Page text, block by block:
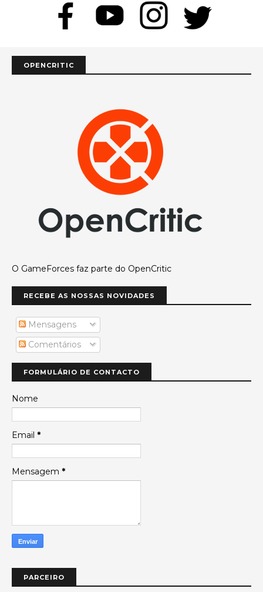
OPENCRITIC
O GameForces faz parte do OpenCritic
RECEBE AS NOSSAS NOVIDADES
Mensagens
Comentários
FORMULÁRIO DE CONTACTO
Nome
Email *
Mensagem *
PARCEIRO